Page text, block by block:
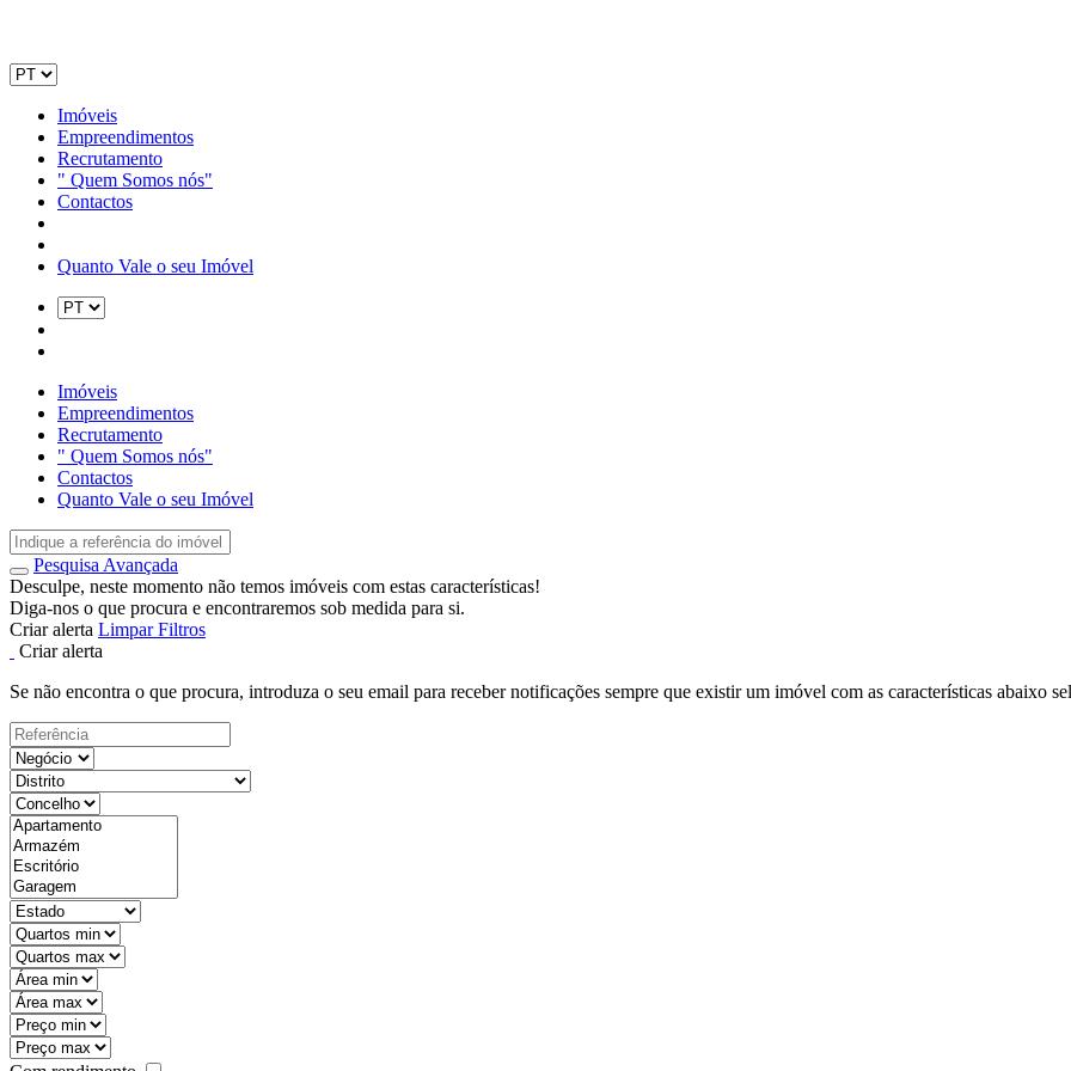
Imóveis
Empreendimentos
Recrutamento
" Quem Somos nós"
Contactos
Quanto Vale o seu Imóvel
Imóveis
Empreendimentos
Recrutamento
" Quem Somos nós"
Contactos
Quanto Vale o seu Imóvel
Pesquisa Avançada
Desculpe, neste momento não temos imóveis com estas características!
Diga-nos o que procura e encontraremos sob medida para si.
Criar alerta Limpar Filtros
Criar alerta
Se não encontra o que procura, introduza o seu email para receber notificações sempre que existir um imóvel com as características abaixo